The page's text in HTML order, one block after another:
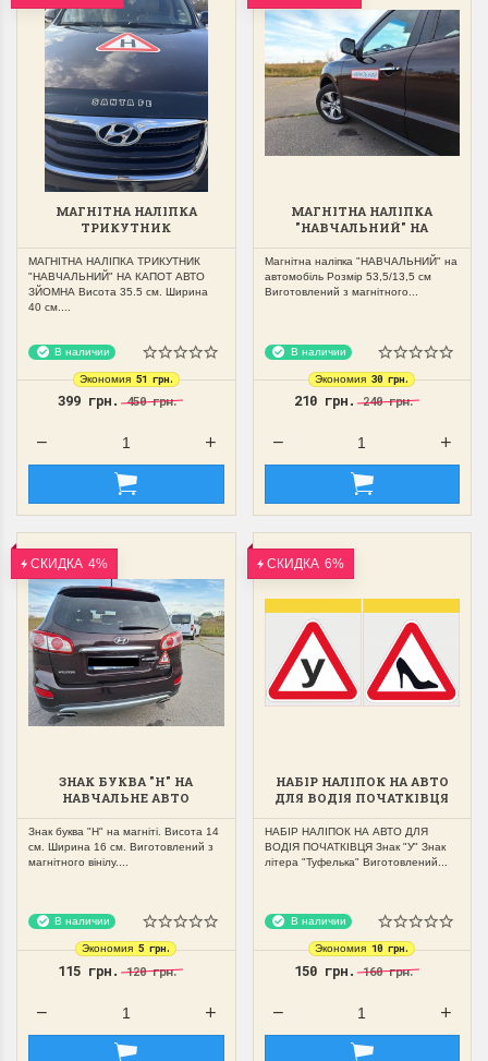
МАГНІТНА НАЛІПКА
ТРИКУТНИК
"НАВЧАЛЬНИЙ" НА КАПОТ
АВТО ЗЙОМНА
МАГНІТНА НАЛІПКА ТРИКУТНИК
"НАВЧАЛЬНИЙ" НА КАПОТ АВТО
ЗЙОМНА Висота 35.5 см. Ширина
40 см....
В наличии
Экономия 51 грн.
399 грн.450 грн.
МАГНІТНА НАЛІПКА
"НАВЧАЛЬНИЙ" НА
АВТОМОБІЛЬ 53,5/13,5СМ
Магнітна наліпка "НАВЧАЛЬНИЙ" на
автомобіль Розмір 53,5/13,5 см
Виготовлений з магнітного...
В наличии
Экономия 30 грн.
210 грн.240 грн.
СКИДКА 4%
ЗНАК БУКВА "Н" НА
НАВЧАЛЬНЕ АВТО
Знак буква "Н" на магніті. Висота 14
см. Ширина 16 см. Виготовлений з
магнітного вінілу....
В наличии
Экономия 5 грн.
115 грн.120 грн.
СКИДКА 6%
НАБІР НАЛІПОК НА АВТО
ДЛЯ ВОДІЯ ПОЧАТКІВЦЯ
НАБІР НАЛІПОК НА АВТО ДЛЯ
ВОДІЯ ПОЧАТКІВЦЯ Знак "У" Знак
літера "Туфелька" Виготовлений...
В наличии
Экономия 10 грн.
150 грн.160 грн.